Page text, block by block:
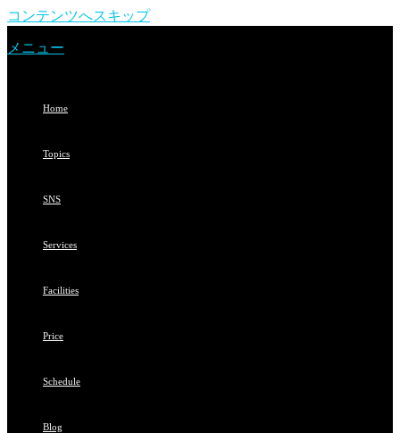
コンテンツへスキップ
メニュー
Home
Topics
SNS
Services
Facilities
Price
Schedule
Blog